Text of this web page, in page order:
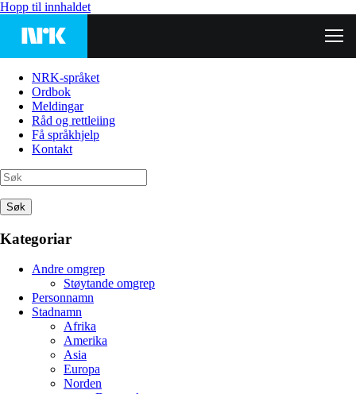
Hopp til innhaldet
NRK-språket
Ordbok
Meldingar
Råd og rettleiing
Få språkhjelp
Kontakt
Søk
Kategoriar
Andre omgrep
Støytande omgrep
Personnamn
Stadnamn
Afrika
Amerika
Asia
Europa
Norden